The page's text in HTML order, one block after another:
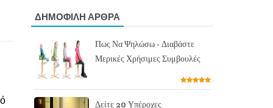
ΔΗΜΟΦΙΛΗ ΑΡΘΡΑ
Πως Να Ψηλώσω - Διαβάστε
Μερικές Χρήσιμες Συμβουλές
Δείτε 20 Υπέροχες